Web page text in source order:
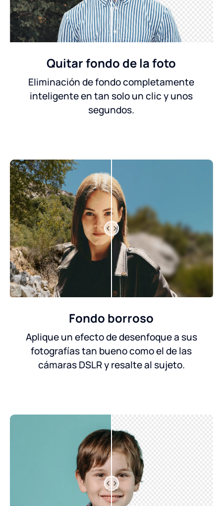
Quitar fondo de la foto
Eliminación de fondo completamente
inteligente en tan solo un clic y unos
segundos.
Fondo borroso
Aplique un efecto de desenfoque a sus
fotografías tan bueno como el de las
cámaras DSLR y resalte al sujeto.